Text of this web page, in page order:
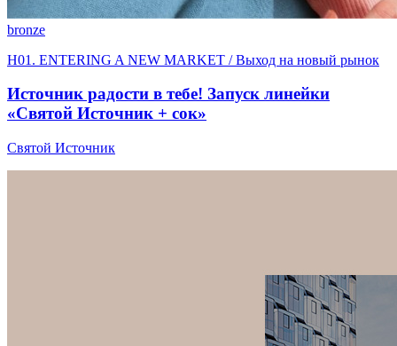
bronze
H01. ENTERING A NEW MARKET / Выход на новый рынок
Источник радости в тебе! Запуск линейки
«Святой Источник + сок»
Святой Источник